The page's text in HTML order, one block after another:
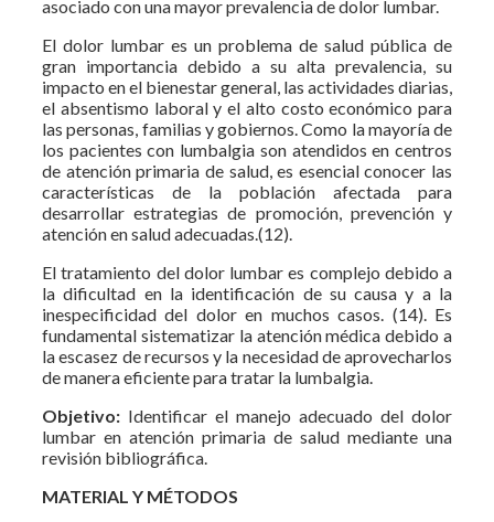
asociado con una mayor prevalencia de dolor lumbar.
El dolor lumbar es un problema de salud pública de
gran importancia debido a su alta prevalencia, su
impacto en el bienestar general, las actividades diarias,
el absentismo laboral y el alto costo económico para
las personas, familias y gobiernos. Como la mayoría de
los pacientes con lumbalgia son atendidos en centros
de atención primaria de salud, es esencial conocer las
características de la población afectada para
desarrollar estrategias de promoción, prevención y
atención en salud adecuadas.(12).
El tratamiento del dolor lumbar es complejo debido a
la dificultad en la identificación de su causa y a la
inespecificidad del dolor en muchos casos. (14). Es
fundamental sistematizar la atención médica debido a
la escasez de recursos y la necesidad de aprovecharlos
de manera eficiente para tratar la lumbalgia.
Objetivo: Identificar el manejo adecuado del dolor
lumbar en atención primaria de salud mediante una
revisión bibliográfica.
MATERIAL Y MÉTODOS